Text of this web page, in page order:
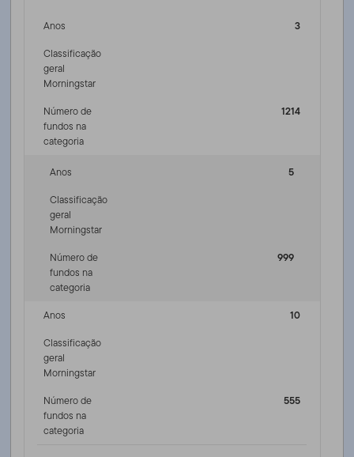
Anos
3
Classificação
geral
Morningstar
Número de
fundos na
categoria
1214
Anos
5
Classificação
geral
Morningstar
Número de
fundos na
categoria
999
Anos
10
Classificação
geral
Morningstar
Número de
fundos na
categoria
555